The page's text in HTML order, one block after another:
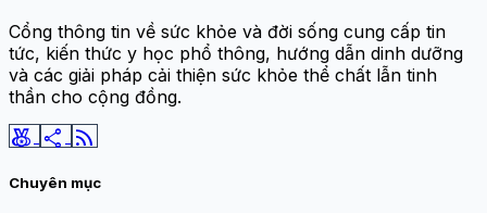
Cổng thông tin về sức khỏe và đời sống cung cấp tin
tức, kiến thức y học phổ thông, hướng dẫn dinh dưỡng
và các giải pháp cải thiện sức khỏe thể chất lẫn tinh
thần cho cộng đồng.
social_leaderboard share rss_feed
Chuyên mục